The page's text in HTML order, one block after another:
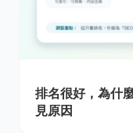
排名很好，為什
見原因